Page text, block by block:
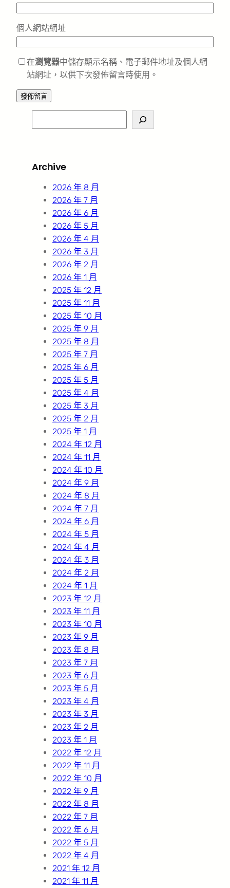
個人網站網址
在瀏覽器中儲存顯示名稱、電子郵件地址及個人網
站網址，以供下次發佈留言時使用。
e
c
Archive
2026 年 8 月
2026 年 7 月
2026 年 6 月
2026 年 5 月
2026 年 4 月
2026 年 3 月
2026 年 2 月
2026 年 1 月
2025 年 12 月
2025 年 11 月
2025 年 10 月
2025 年 9 月
2025 年 8 月
2025 年 7 月
2025 年 6 月
2025 年 5 月
2025 年 4 月
2025 年 3 月
2025 年 2 月
2025 年 1 月
2024 年 12 月
2024 年 11 月
2024 年 10 月
2024 年 9 月
2024 年 8 月
2024 年 7 月
2024 年 6 月
2024 年 5 月
2024 年 4 月
2024 年 3 月
2024 年 2 月
2024 年 1 月
2023 年 12 月
2023 年 11 月
2023 年 10 月
2023 年 9 月
2023 年 8 月
2023 年 7 月
2023 年 6 月
2023 年 5 月
2023 年 4 月
2023 年 3 月
2023 年 2 月
2023 年 1 月
2022 年 12 月
2022 年 11 月
2022 年 10 月
2022 年 9 月
2022 年 8 月
2022 年 7 月
2022 年 6 月
2022 年 5 月
2022 年 4 月
2021 年 12 月
2021 年 11 月